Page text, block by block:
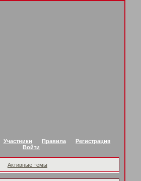
Участники Правила
Регистрация
Войти
Активные темы